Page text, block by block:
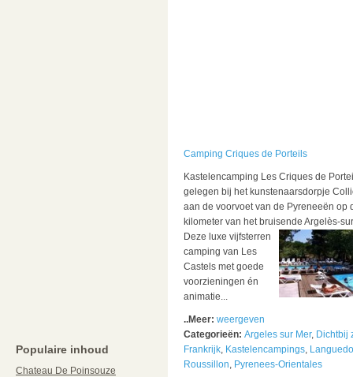
Populaire inhoud
Chateau De Poinsouze
Camping Criques de Porteils
Kastelencamping Les Criques de
gelegen bij het kunstenaarsdorpje
aan de voorvoet van de Pyreneeën op
kilometer van het bruisende Argelès-
Deze luxe vijfsterren
camping van Les
Castels met goede
voorzieningen én
animatie...
..Meer: weergeven
Categorieën: Argeles sur Mer, Dichtbij
Frankrijk, Kastelencampings,
Roussillon, Pyrenees-Orientales